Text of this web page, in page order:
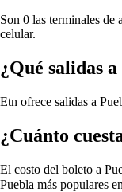
Son 0 las terminales
celular.
¿Qué salidas
Etn ofrece salidas a
¿Cuánto
El costo del boleto a
Puebla más populares